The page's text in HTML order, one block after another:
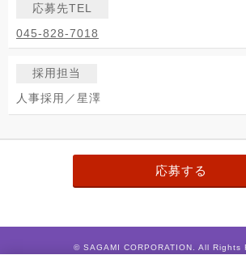
応募先TEL
045-828-7018
採用担当
人事採用／星澤
応募する
© SAGAMI CORPORATION. All Rights